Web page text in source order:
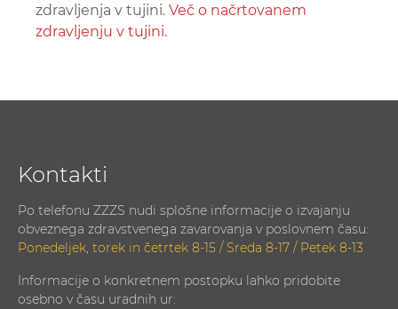
zdravljenja v tujini. Več o načrtovanem
zdravljenju v tujini.
Kontakti
Po telefonu ZZZS nudi splošne informacije o izvajanju
obveznega zdravstvenega zavarovanja v poslovnem času:
Ponedeljek, torek in četrtek 8-15 / Sreda 8-17 / Petek 8-13
Informacije o konkretnem postopku lahko pridobite
osebno v času uradnih ur: